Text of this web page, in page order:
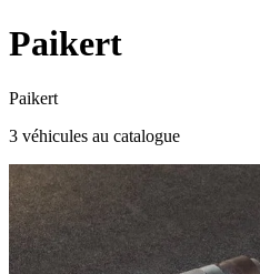
Paikert
Paikert
3 véhicules au catalogue